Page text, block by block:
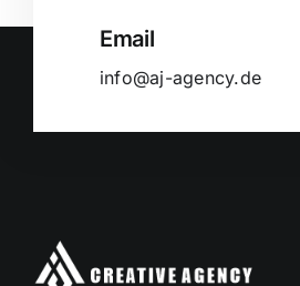
Email
info@aj-agency.de